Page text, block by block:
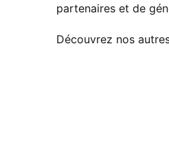
partenaires et de
Découvrez nos